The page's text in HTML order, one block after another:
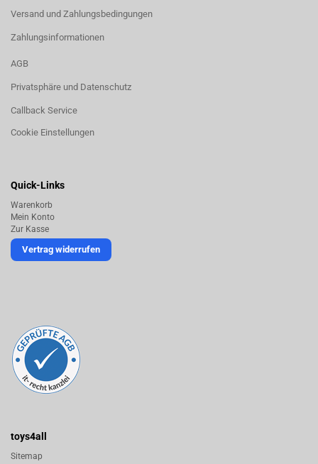
Versand und Zahlungsbedingungen
Zahlungsinformationen
AGB
Privatsphäre und Datenschutz
Callback Service
Cookie Einstellungen
Quick-Links
Warenkorb
Mein Konto
Zur Kasse
Vertrag widerrufen
toys4all
Sitemap